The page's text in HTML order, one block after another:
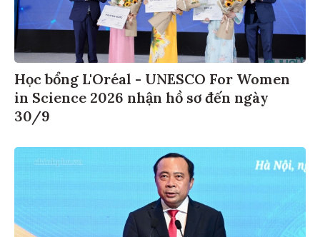
Học bổng L'Oréal - UNESCO For Women
in Science 2026 nhận hồ sơ đến ngày
30/9